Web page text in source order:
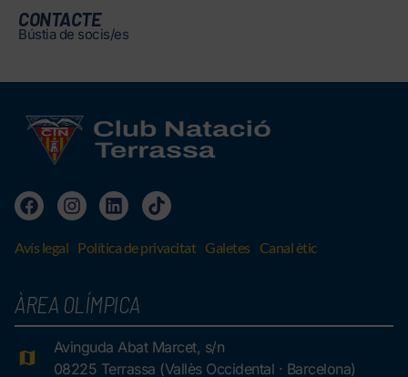
CONTACTE
Bústia de socis/es
Avís legal Política de privacitat Galetes Canal ètic
ÀREA OLÍMPICA
Avinguda Abat Marcet, s/n
08225 Terrassa (Vallès Occidental · Barcelona)